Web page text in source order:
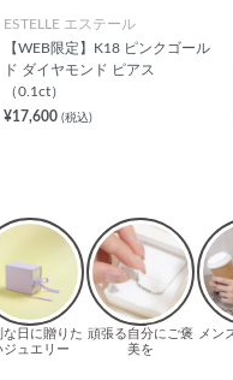
ESTELLE エステール
【WEB限定】K18 ピンクゴール
ド ダイヤモンド ピアス
（0.1ct）
¥17,600 (税込)